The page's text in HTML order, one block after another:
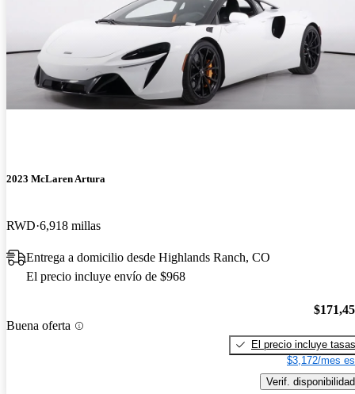
2023 McLaren Artura
RWD 6,918 millas
Entrega a domicilio desde Highlands Ranch, CO
El precio incluye envío de $968
Buena oferta
El precio incluye tasas
$3,172/mes
Verif. disponibilidad